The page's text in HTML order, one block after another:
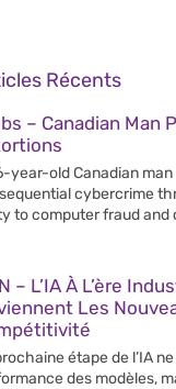
Récents
– Canadian Man
year-old Canadian
cybercrime
to computer fraud and
– L’IA À L’ère
Les
étape de l’IA
des modèles,